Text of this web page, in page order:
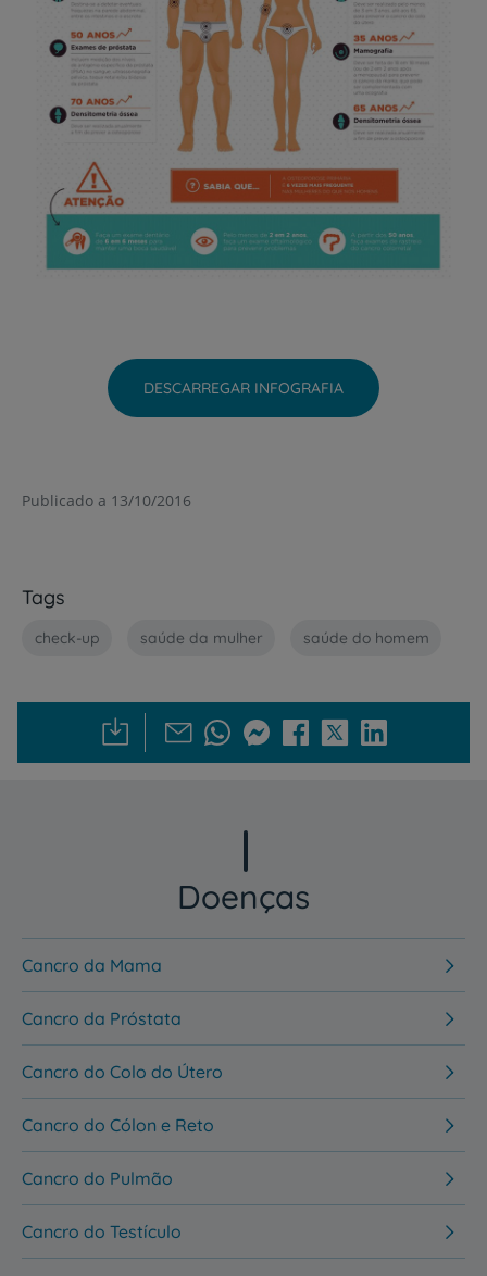
DESCARREGAR INFOGRAFIA
Publicado a 13/10/2016
Tags
check-up saúde da mulher saúde do homem
Doenças
Cancro da Mama
Cancro da Próstata
Cancro do Colo do Útero
Cancro do Cólon e Reto
Cancro do Pulmão
Cancro do Testículo